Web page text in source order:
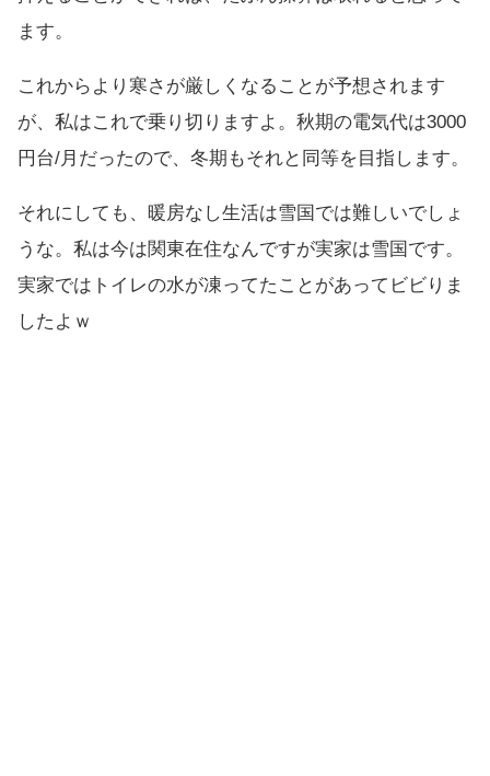
ます。
これからより寒さが厳しくなることが予想されます
が、私はこれで乗り切りますよ。秋期の電気代は3000
円台/月だったので、冬期もそれと同等を目指します。
それにしても、暖房なし生活は雪国では難しいでしょ
うな。私は今は関東在住なんですが実家は雪国です。
実家ではトイレの水が凍ってたことがあってビビりま
したよｗ